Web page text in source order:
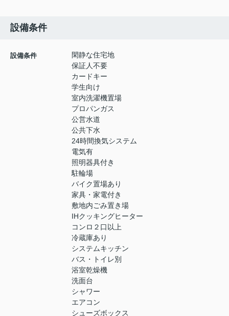
設備条件
設備条件
閑静な住宅地
保証人不要
カードキー
学生向け
室内洗濯機置場
プロパンガス
公営水道
公共下水
24時間換気システム
電気有
照明器具付き
駐輪場
バイク置場あり
家具・家電付き
敷地内ごみ置き場
IHクッキングヒーター
コンロ２口以上
冷蔵庫あり
システムキッチン
バス・トイレ別
浴室乾燥機
洗面台
シャワー
エアコン
シューズボックス